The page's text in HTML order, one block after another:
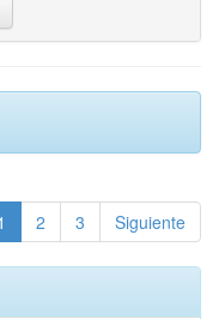
2 3 Siguiente